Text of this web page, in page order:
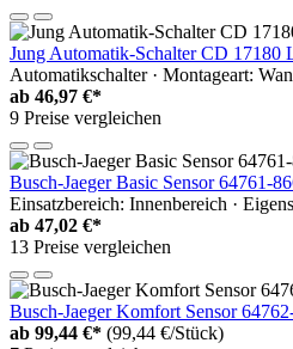
Jung Automatik-Schalter CD 17180
Automatikschalter · Montageart:
ab 46,97 €*
9 Preise vergleichen
Busch-Jaeger Basic Sensor 64761-
Einsatzbereich: Innenbereich ·
ab 47,02 €*
13 Preise vergleichen
Busch-Jaeger Komfort Sensor
ab 99,44 €* (99,44 €/Stück)